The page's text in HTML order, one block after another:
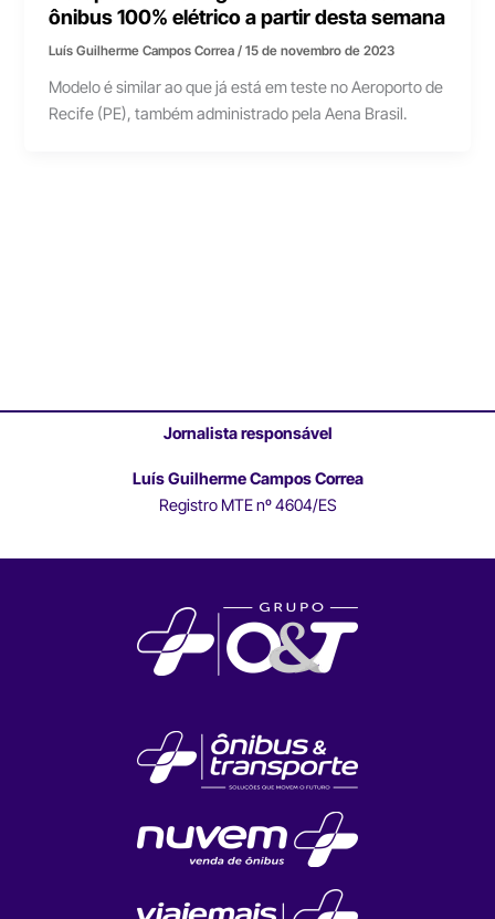
ônibus 100% elétrico a partir desta semana
Luís Guilherme Campos Correa/15 de novembro de 2023
Modelo é similar ao que já está em teste no Aeroporto de
Recife (PE), também administrado pela Aena Brasil.
Jornalista responsável
Luís Guilherme Campos Correa
Registro MTE nº 4604/ES